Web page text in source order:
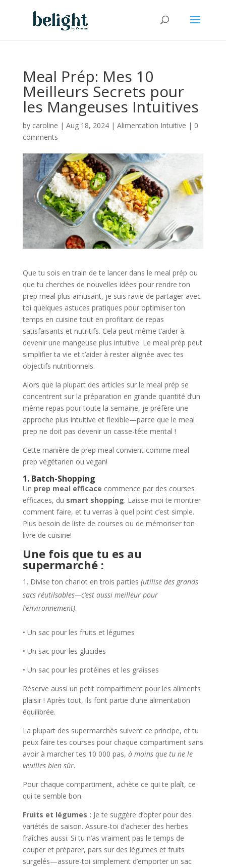
Meal Prép: Mes 10
Meilleurs Secrets pour
les Mangeuses Intuitives
by caroline | Aug 18, 2024| Alimentation Intuitive | 0
comments
Que tu sois en train de te lancer dans le meal prép ou
que tu cherches de nouvelles idées pour rendre ton
prep meal plus amusant, je suis ravie de partager avec
toi quelques astuces pratiques pour optimiser ton
temps en cuisine tout en profitant de repas
satisfaisants et nutritifs. Cela peut même t’aider à
devenir une mangeuse plus intuitive. Le meal prép peut
simplifier ta vie et t’aider à rester alignée avec tes
objectifs nutritionnels.
Alors que la plupart des articles sur le meal prép se
concentrent sur la préparation en grande quantité d’un
même repas pour toute la semaine, je préfère une
approche plus intuitive et flexible—parce que le meal
prep ne doit pas devenir un casse-tête mental !
Cette manière de prep meal convient comme meal
prep végétarien ou vegan!
1. Batch-Shopping
Un prep meal efficace commence par des courses
efficaces, du smart shopping. Laisse-moi te montrer
comment faire, et tu verras à quel point c’est simple.
Plus besoin de liste de courses ou de mémoriser ton
livre de cuisine!
Une fois que tu es au
supermarché :
Divise ton chariot en trois parties (utilise des grands
sacs réutilsables—c’est aussi meilleur pour
l’environnement).
• Un sac pour les fruits et légumes
• Un sac pour les glucides
• Un sac pour les protéines et les graisses
Réserve aussi un petit compartiment pour les aliments
plaisir ! Après tout, ils font partie d’une alimentation
équilibrée.
La plupart des supermarchés suivent ce principe, et tu
peux faire tes courses pour chaque compartiment sans
avoir à marcher tes 10 000 pas, à moins que tu ne le
veuilles bien sûr.
Pour chaque compartiment, achète ce qui te plaît, ce
qui te semble bon.
Fruits et légumes : Je te suggère d’opter pour des
variétés de saison. Assure-toi d’acheter des herbes
fraîches aussi. Si tu n’as vraiment pas le temps de
couper et préparer, pars sur des légumes et fruits
surgelés—assure-toi simplement d’emporter un sac